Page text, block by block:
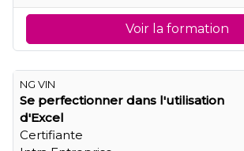
Voir la formation
NG VIN
Se perfectionner dans l'utilisation
d'Excel
Certifiante